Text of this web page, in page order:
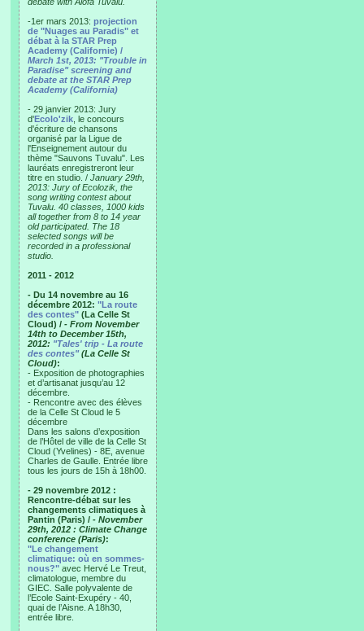
-1er mars 2013: projection
de "Nuages au Paradis" et
débat à la STAR Prep
Academy (Californie) /
March 1st, 2013: "Trouble in
Paradise" screening and
debate at the STAR Prep
Academy (California)
- 29 janvier 2013: Jury
d'Ecolo'zik , le concours
d'écriture de chansons
organisé par la Ligue de
l'Enseignement autour du
thème "Sauvons Tuvalu". Les
lauréats enregistreront leur
titre en studio. / January 29th,
2013: Jury of Ecolozik, the
song writing contest about
Tuvalu. 40 classes, 1000 kids
all together from 8 to 14 year
old participated. The 18
selected songs will be
recorded in a professional
studio.
2011 - 2012
- Du 14 novembre au 16
décembre 2012: "La route
des contes" (La Celle St
Cloud) / - From November
14th to December 15th,
2012: "Tales' trip - La route
des contes"(La Celle St
Cloud):
- Exposition de photographies
et d’artisanat jusqu’au 12
décembre.
- Rencontre avec des élèves
de la Celle St Cloud le 5
décembre
Dans les salons d’exposition
de l’Hôtel de ville de la Celle St
Cloud (Yvelines) - 8E, avenue
Charles de Gaulle. Entrée libre
tous les jours de 15h à 18h00.
- 29 novembre 2012 :
Rencontre-débat sur les
changements climatiques à
Pantin (Paris) / - November
29th, 2012 : Climate Change
conference (Paris):
"Le changement
climatique: où en sommes-
nous?" avec Hervé Le Treut,
climatologue, membre du
GIEC. Salle polyvalente de
l’Ecole Saint-Exupéry - 40,
quai de l’Aisne. A 18h30,
entrée libre.